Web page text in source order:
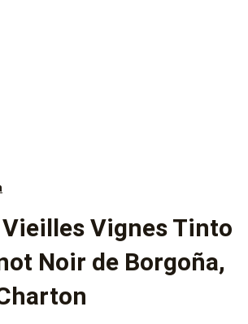
Vignes Tinto
Noir de Borgoña,